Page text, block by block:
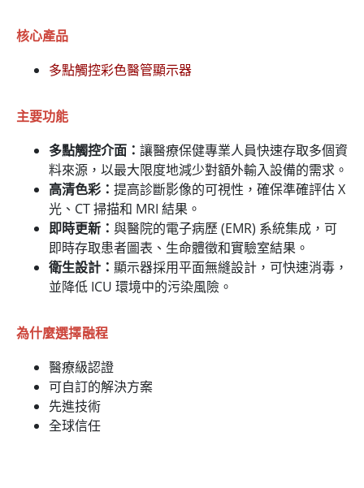
核心產品
多點觸控彩色醫管顯示器
主要功能
多點觸控介面： 讓醫療保健專業人員快速存取多個資
料來源，以最大限度地減少對額外輸入設備的需求。
高清色彩： 提高診斷影像的可視性，確保準確評估 X
光、CT 掃描和 MRI 結果。
即時更新： 與醫院的電子病歷 (EMR) 系統集成，可
即時存取患者圖表、生命體徵和實驗室結果。
衛生設計： 顯示器採用平面無縫設計，可快速消毒，
並降低 ICU 環境中的污染風險。
為什麼選擇融程
醫療級認證
可自訂的解決方案
先進技術
全球信任